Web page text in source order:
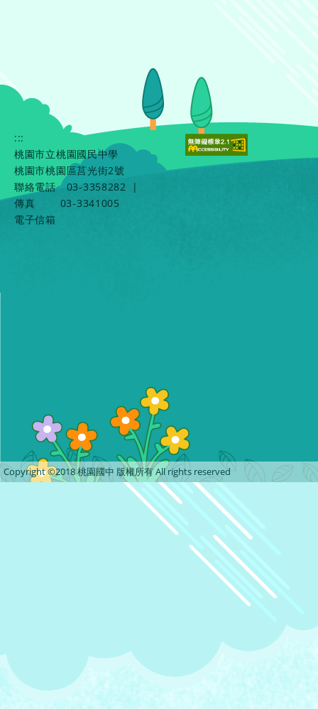
:::
桃園市立桃園國民中學
桃園市桃園區莒光街2號
聯絡電話
03-3358282
|
傳真
03-3341005
電子信箱
Copyright ©2018 桃園國中 版權所有 All rights reserved